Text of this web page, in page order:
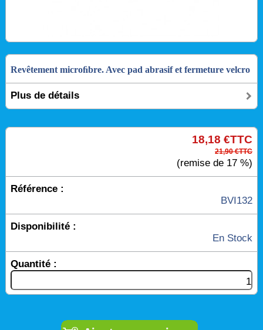
Revêtement microﬁbre. Avec pad abrasif et fermeture velcro
Plus de détails
18,18 €TTC
21,90 €TTC
(remise de 17 %)
Référence :
BVI132
Disponibilité :
En Stock
Quantité :